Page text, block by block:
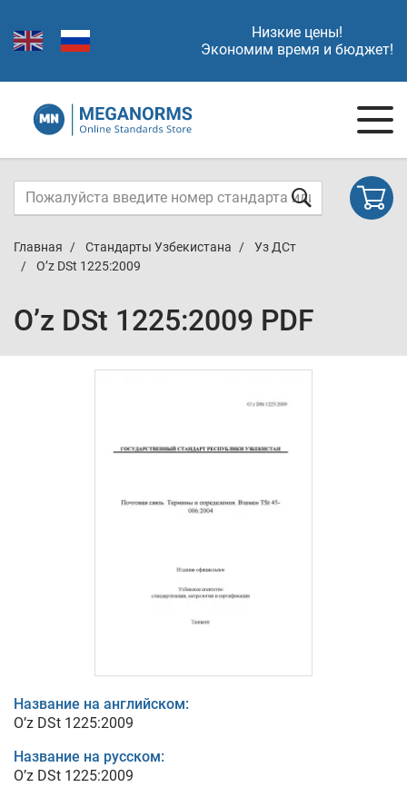
Низкие цены!
Экономим время и бюджет!
Главная Стандарты Узбекистана
Уз ДСт
O’z DSt 1225:2009
O’z DSt 1225:2009 PDF
Название на английском:
O’z DSt 1225:2009
Название на русском:
O’z DSt 1225:2009